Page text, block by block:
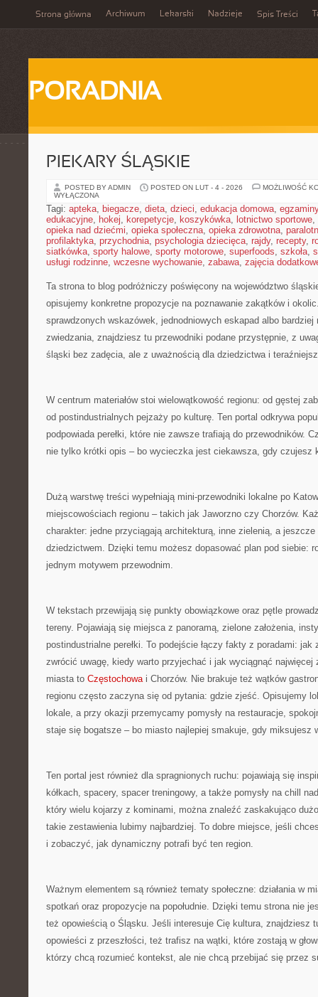
Strona główna Archiwum Lekarski Nadzieje Spis Treści
PORADNIA
PIEKARY ŚLĄSKIE
POSTED BY ADMIN POSTED ON LUT - 4 - 2026
MOŻLIWOŚĆ
WYŁĄCZONA
Tagi: apteka, biegacze, dieta, dzieci, edukacja domowa, egzaminy
edukacyjne, hokej, korepetycje, koszykówka, lotnictwo sportowe,
opieka nad dziećmi, opieka społeczna, opieka zdrowotna,
profilaktyka, przychodnia, psychologia dziecięca, rajdy, recepty,
siatkówka, sporty halowe, sporty motorowe, superfoods, szkoła,
usługi rodzinne, wczesne wychowanie, zabawa, zajęcia
Ta strona to blog podróżniczy poświęcony na województwo
opisujemy konkretne propozycje na poznawanie zakątków i
sprawdzonych wskazówek, jednodniowych eskapad albo bardziej
zwiedzania, znajdziesz tu przewodniki podane przystępnie, z
śląski bez zadęcia, ale z uważnością dla dziedzictwa i
W centrum materiałów stoi wielowątkowość regionu: od gęstej
od postindustrialnych pejzaży po kulturę. Ten portal odkrywa
podpowiada perełki, które nie zawsze trafiają do przewodników.
nie tylko krótki opis – bo wycieczka jest ciekawsza, gdy czujesz
Dużą warstwę treści wypełniają mini-przewodniki lokalne po
miejscowościach regionu – takich jak Jaworzno czy Chorzów.
charakter: jedne przyciągają architekturą, inne zielenią, a
dziedzictwem. Dzięki temu możesz dopasować plan pod siebie:
jednym motywem przewodnim.
W tekstach przewijają się punkty obowiązkowe oraz pętle
tereny. Pojawiają się miejsca z panoramą, zielone założenia,
postindustrialne perełki. To podejście łączy fakty z poradami: jak
zwrócić uwagę, kiedy warto przyjechać i jak wyciągnąć najwięcej
miasta to Częstochowai Chorzów. Nie brakuje też wątków
regionu często zaczyna się od pytania: gdzie zjeść. Opisujemy
lokale, a przy okazji przemycamy pomysły na restauracje,
staje się bogatsze – bo miasto najlepiej smakuje, gdy miksujesz
Ten portal jest również dla spragnionych ruchu: pojawiają się
kółkach, spacery, spacer treningowy, a także pomysły na chill
który wielu kojarzy z kominami, można znaleźć zaskakująco
takie zestawienia lubimy najbardziej. To dobre miejsce, jeśli
i zobaczyć, jak dynamiczny potrafi być ten region.
Ważnym elementem są również tematy społeczne: działania w
spotkań oraz propozycje na popołudnie. Dzięki temu strona nie
też opowieścią o Śląsku. Jeśli interesuje Cię kultura, znajdziesz
opowieści z przeszłości, też trafisz na wątki, które zostają w
którzy chcą rozumieć kontekst, ale nie chcą przebijać się przez